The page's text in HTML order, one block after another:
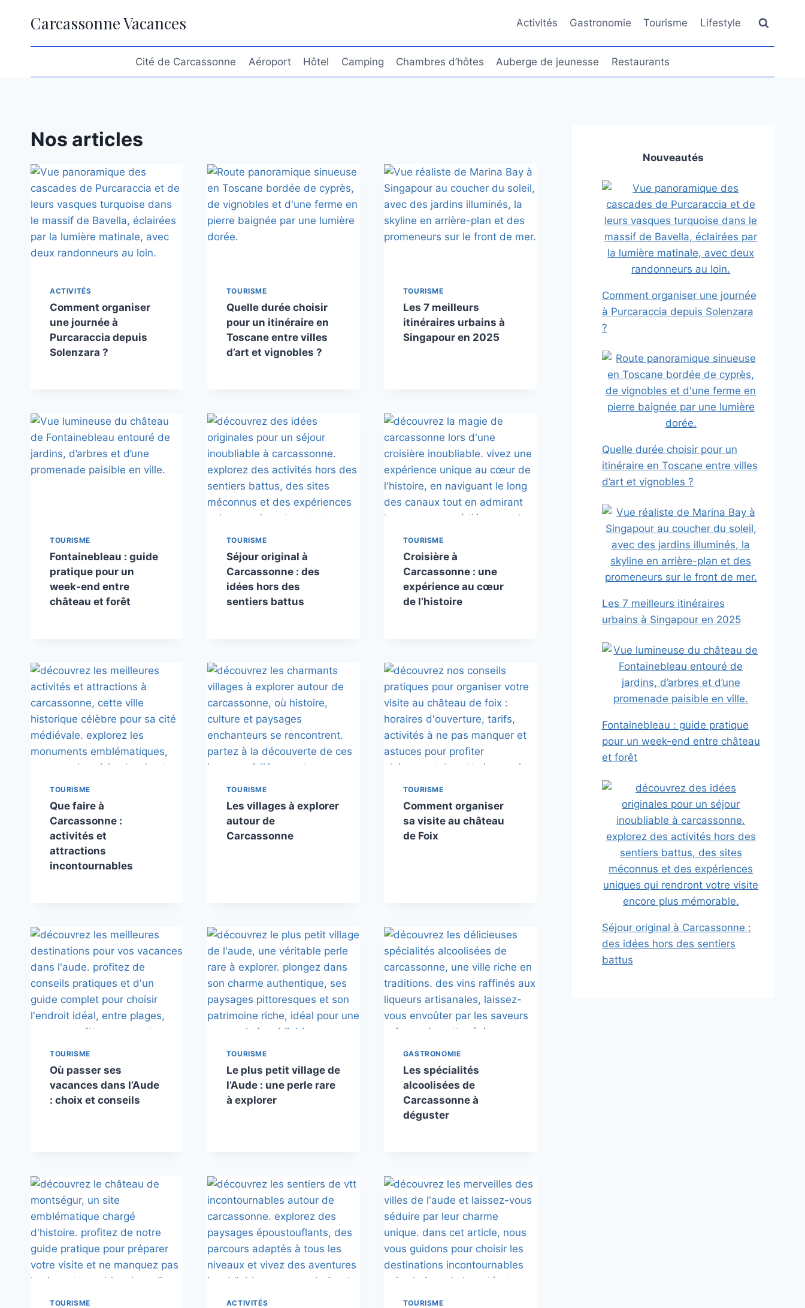
Carcassonne Vacances Activités Gastronomie Tourisme Lifestyle
Cité de Carcassonne Aéroport Hôtel Camping Chambres d’hôtes Auberge de jeunesse Restaurants
Nos articles
ACTIVITÉS
Comment organiser
une journée à
Purcaraccia depuis
Solenzara ?
TOURISME
Quelle durée choisir
pour un itinéraire en
Toscane entre villes
d’art et vignobles ?
TOURISME
Les 7 meilleurs
itinéraires urbains à
Singapour en 2025
TOURISME
Fontainebleau : guide
pratique pour un
week-end entre
château et forêt
TOURISME
Séjour original à
Carcassonne : des
idées hors des
sentiers battus
TOURISME
Croisière à
Carcassonne : une
expérience au cœur
de l’histoire
TOURISME
Que faire à
Carcassonne :
activités et
attractions
incontournables
TOURISME
Les villages à explorer
autour de
Carcassonne
TOURISME
Comment organiser
sa visite au château
de Foix
TOURISME
Où passer ses
vacances dans l’Aude
: choix et conseils
TOURISME
Le plus petit village de
l’Aude : une perle rare
à explorer
GASTRONOMIE
Les spécialités
alcoolisées de
Carcassonne à
déguster
TOURISME ACTIVITÉS TOURISME
Nouveautés
Comment organiser une journée
à Purcaraccia depuis Solenzara
?
Quelle durée choisir pour un
itinéraire en Toscane entre villes
d’art et vignobles ?
Les 7 meilleurs itinéraires
urbains à Singapour en 2025
Fontainebleau : guide pratique
pour un week-end entre château
et forêt
Séjour original à Carcassonne :
des idées hors des sentiers
battus